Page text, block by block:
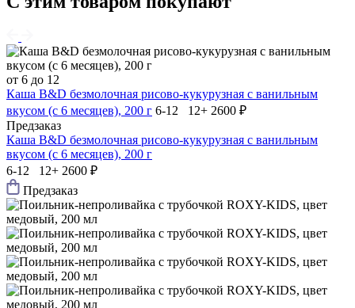
от 6 до 12
Каша B&D безмолочная рисово-кукурузная с ванильным
вкусом (с 6 месяцев), 200 г 6-12 12+ 2600 ₽
Предзаказ
Каша B&D безмолочная рисово-кукурузная с ванильным
вкусом (с 6 месяцев), 200 г
6-12 12+ 2600 ₽
Предзаказ